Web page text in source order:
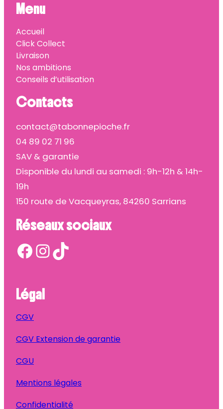
Menu
Accueil
Click Collect
Livraison
Nos ambitions
Conseils d’utilisation
Contacts
contact@tabonnepioche.fr
04 89 02 71 96
SAV & garantie
Disponible du lundi au samedi : 9h-12h & 14h-
19h
150 route de Vacqueyras, 84260 Sarrians
Réseaux sociaux
Facebook InstagramTikTok
Légal
CGV
CGV Extension de garantie
CGU
Mentions légales
Confidentialité